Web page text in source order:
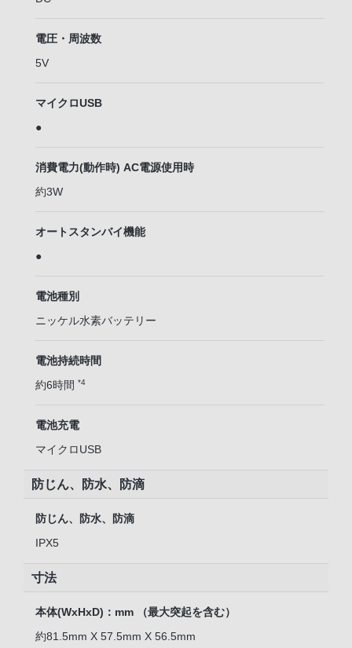
電圧・周波数
5V
マイクロUSB
●
消費電力(動作時) AC電源使用時
約3W
オートスタンバイ機能
●
電池種別
ニッケル水素バッテリー
電池持続時間
約6時間 *4
電池充電
マイクロUSB
防じん、防水、防滴
防じん、防水、防滴
IPX5
寸法
本体(WxHxD)：mm （最大突起を含む）
約81.5mm X 57.5mm X 56.5mm